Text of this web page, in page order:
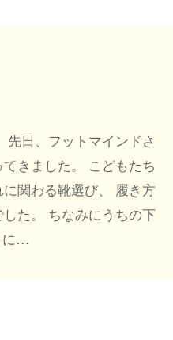
日、フットマインドさ
きました。 こどもたち
関わる靴選び、 履き方
た。 ちなみにうちの下
に…